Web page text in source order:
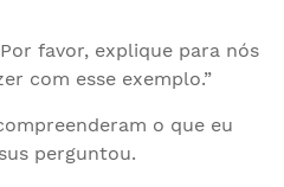
favor, explique para nós
com esse exemplo.”
o que eu
perguntou.